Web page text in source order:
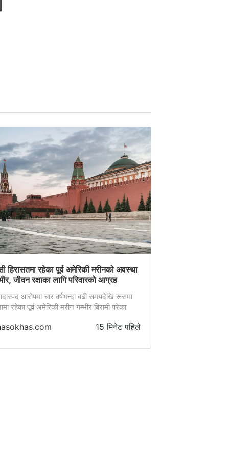
हिरासतमा रहेका पूर्व अमेरिकी मरीनको अवस्था
जीवन रक्षाका लागि परिवारको आग्रह
आरोपमा चार वर्षभन्दा बढी समयदेखि रूसमा
रहेका पूर्व अमेरिकी मरीन गम्भीर बिरामी परेका
सक्ने भन्दै चिन्ता व्यक्त गरेका छन्। सन् २०२२
जेलभित्र भएको दुर्व्यवहारका कारण विगत ४७
15 मिनेट पहिले